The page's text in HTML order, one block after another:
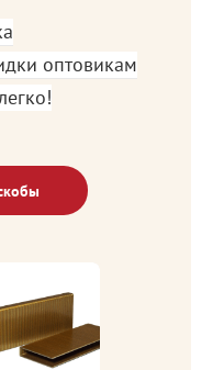
оптовикам